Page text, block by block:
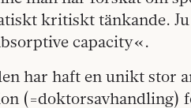
kritiskt tänkande.
capacity«.
har haft en unikt stor
(=doktorsavhandling)